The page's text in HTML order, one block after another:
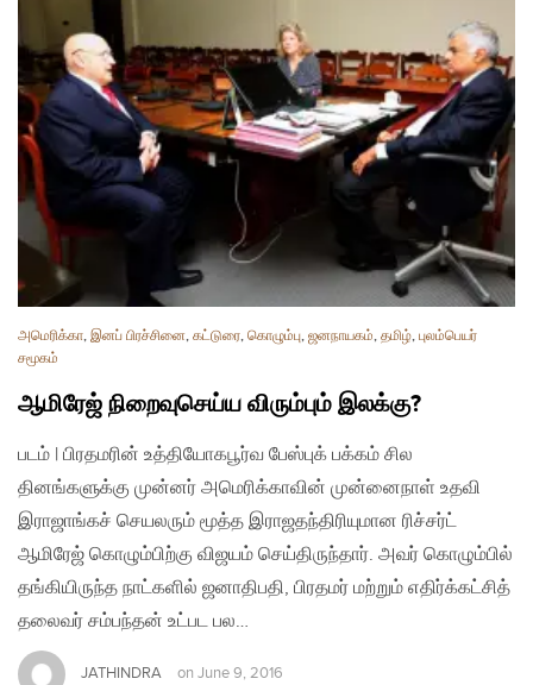
அமெரிக்கா, இனப் பிரச்சினை, கட்டுரை, கொழும்பு, ஜனநாயகம், தமிழ், புலம்பெயர்
சமூகம்
ஆமிரேஜ் நிறைவுசெய்ய விரும்பும் இலக்கு?
படம் | பிரதமரின் உத்தியோகபூர்வ பேஸ்புக் பக்கம் சில
தினங்களுக்கு முன்னர் அமெரிக்காவின் முன்னைநாள் உதவி
இராஜாங்கச் செயலரும் மூத்த இராஜதந்திரியுமான ரிச்சர்ட்
ஆமிரேஜ் கொழும்பிற்கு விஜயம் செய்திருந்தார். அவர் கொழும்பில்
தங்கியிருந்த நாட்களில் ஜனாதிபதி, பிரதமர் மற்றும் எதிர்க்கட்சித்
தலைவர் சம்பந்தன் உட்பட பல…
JATHINDRA on June 9, 2016